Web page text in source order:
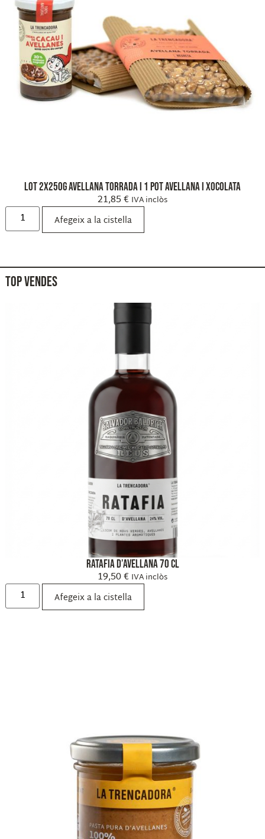
Lot 2x250g Avellana Torrada i 1 Pot Avellana i xocolata
21,85€ IVA inclòs
Afegeix a la cistella
TOP VENDES
Ratafia d’Avellana 70 cl
19,50€ IVA inclòs
Afegeix a la cistella